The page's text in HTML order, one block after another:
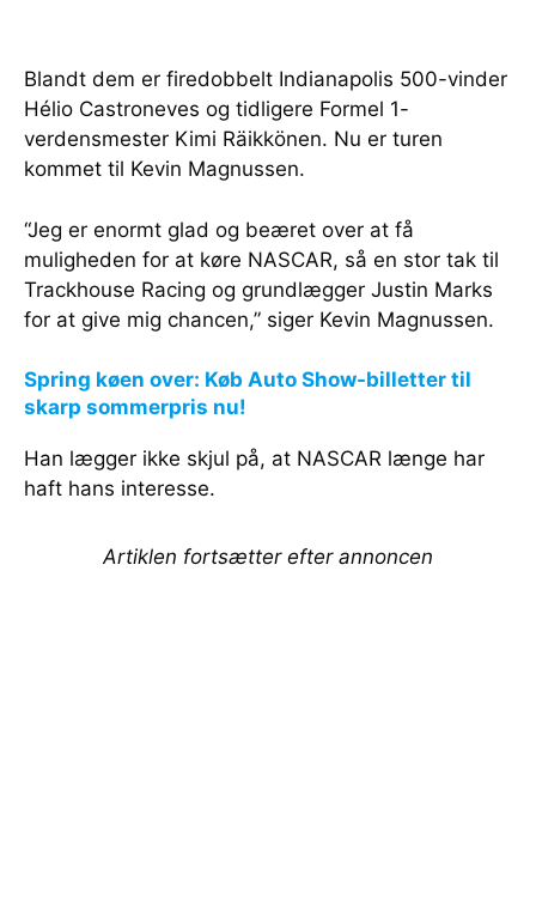
Blandt dem er firedobbelt Indianapolis 500-vinder
Hélio Castroneves og tidligere Formel 1-
verdensmester Kimi Räikkönen. Nu er turen
kommet til Kevin Magnussen.
“Jeg er enormt glad og beæret over at få
muligheden for at køre NASCAR, så en stor tak til
Trackhouse Racing og grundlægger Justin Marks
for at give mig chancen,” siger Kevin Magnussen.
Spring køen over: Køb Auto Show-billetter til
skarp sommerpris nu!
Han lægger ikke skjul på, at NASCAR længe har
haft hans interesse.
Artiklen fortsætter efter annoncen